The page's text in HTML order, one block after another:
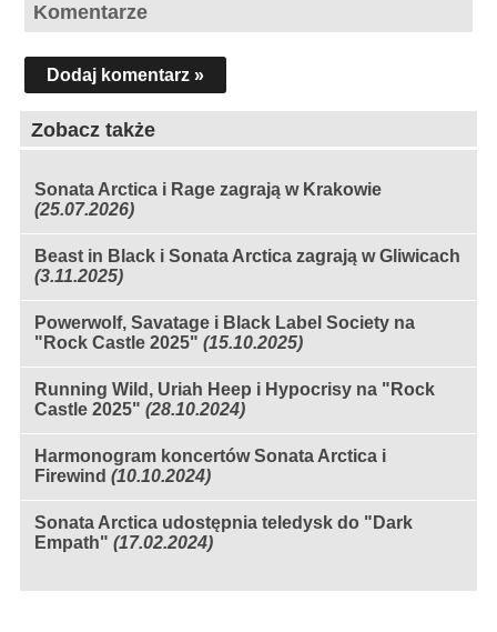
Komentarze
Dodaj komentarz »
Zobacz także
Sonata Arctica i Rage zagrają w Krakowie
(25.07.2026)
Beast in Black i Sonata Arctica zagrają w Gliwicach
(3.11.2025)
Powerwolf, Savatage i Black Label Society na
"Rock Castle 2025" (15.10.2025)
Running Wild, Uriah Heep i Hypocrisy na "Rock
Castle 2025" (28.10.2024)
Harmonogram koncertów Sonata Arctica i
Firewind (10.10.2024)
Sonata Arctica udostępnia teledysk do "Dark
Empath" (17.02.2024)